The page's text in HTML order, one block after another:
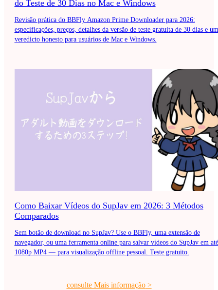
do Teste de 30 Dias no Mac e Windows
Revisão prática do BBFly Amazon Prime Downloader para 2026:
especificações, preços, detalhes da versão de teste gratuita de 30 dias e um
veredicto honesto para usuários de Mac e Windows.
Como Baixar Vídeos do SupJav em 2026: 3 Métodos
Comparados
Sem botão de download no SupJav? Use o BBFly, uma extensão de
navegador, ou uma ferramenta online para salvar vídeos do SupJav em até
1080p MP4 — para visualização offline pessoal. Teste gratuito.
consulte Mais informação>